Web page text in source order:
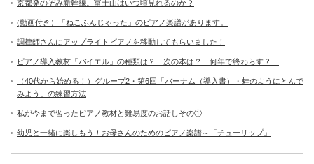
京都発のぞみ新幹線。富士山はいつ頃見れるのか？
(動画付き）「ねこふんじゃった」のピアノ楽譜があります。
調律師さんにアップライトピアノを移動してもらいました！
ピアノ導入教材「バイエル」の種類は？ 次の本は？ 何年で終わらす？
（40代から始める！）グループ2・第6回「バーナム（導入書）・蛙のようにとんで
みよう」の練習方法
私が今まで習ったピアノ教材と難易度のお話しその①
幼児と一緒に楽しもう！お母さんのためのピアノ楽譜～「チューリップ」